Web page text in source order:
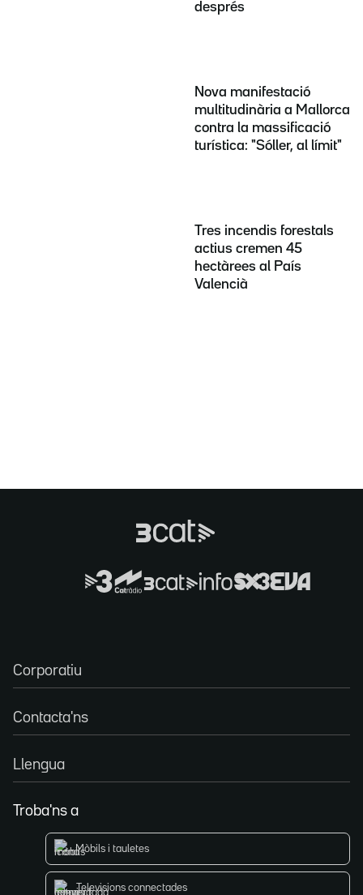
després
Nova manifestació
multitudinària a Mallorca
contra la massificació
turística: "Sóller, al límit"
Tres incendis forestals
actius cremen 45
hectàrees al País
Valencià
Corporatiu
Contacta'ns
Llengua
Troba'ns a
Mòbils i tauletes
Televisions connectades